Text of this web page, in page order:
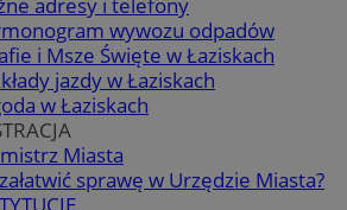
wywozu odpadów
i Msze Święte w Łaziskach
jazdy w Łaziskach
w Łaziskach
Miasta
sprawę w Urzędzie Miasta?